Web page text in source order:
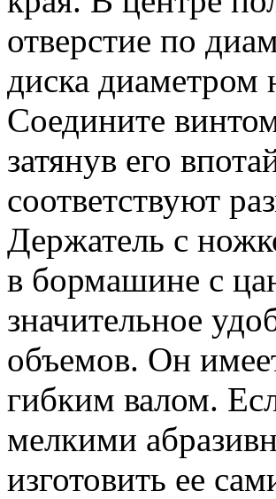
отверстие по
диска
Соедините
затянув его
соответствуют
Держатель с
в бормашине с
значительное
объемов. Он
гибким валом.
мелкими
изготовить ее